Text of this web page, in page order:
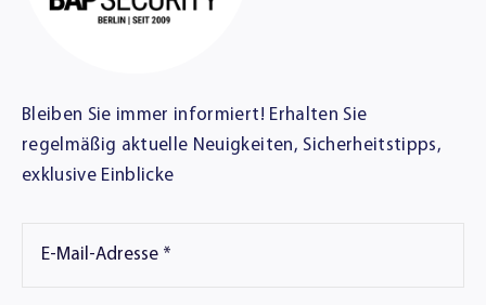
Bleiben Sie immer informiert! Erhalten Sie
regelmäßig aktuelle Neuigkeiten, Sicherheitstipps,
exklusive Einblicke